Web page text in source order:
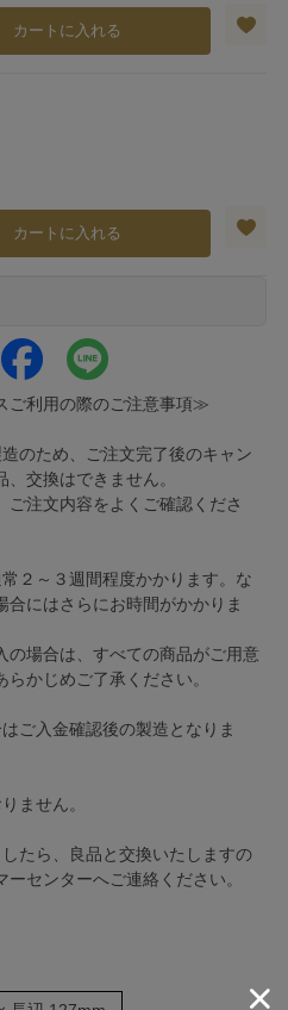
カートに入れる
カートに入れる
ご利用の際のご注意事項≫
のため、ご注文完了後のキャン
交換はできません。
注文内容をよくご確認くださ
２～３週間程度かかります。な
にはさらにお時間がかかりま
の場合は、すべての商品がご用意
かじめご了承ください。
ご入金確認後の製造となりま
ません。
たら、良品と交換いたしますの
センターへご連絡ください。